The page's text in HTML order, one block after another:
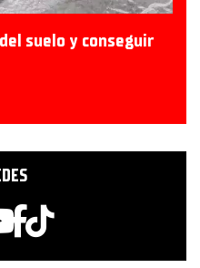
suelo y conseguir